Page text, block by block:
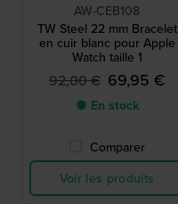
AW-CEB108
TW Steel 22 mm Bracelet
en cuir blanc pour Apple
Watch taille 1
92,00 € 69,95 €
● En stock
Comparer
Voir les produits